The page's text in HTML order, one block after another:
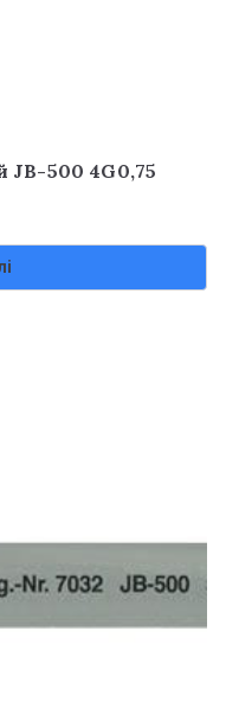
JB-500 4G0,75